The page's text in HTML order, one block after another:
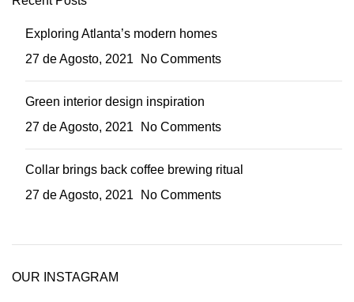
Exploring Atlanta’s modern homes
27 de Agosto, 2021
No Comments
Green interior design inspiration
27 de Agosto, 2021
No Comments
Collar brings back coffee brewing ritual
27 de Agosto, 2021
No Comments
OUR INSTAGRAM